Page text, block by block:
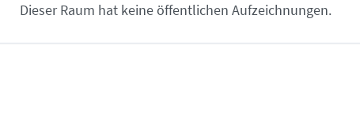
Dieser Raum hat keine öffentlichen Aufzeichnungen.